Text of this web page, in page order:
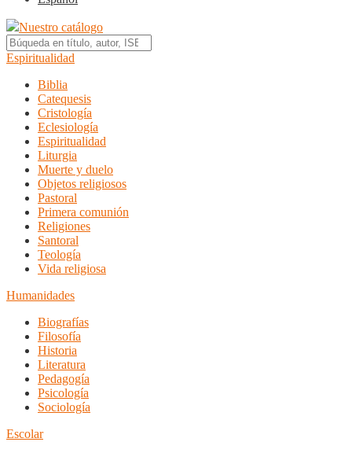
Nuestro catálogo
Espiritualidad
Biblia
Catequesis
Cristología
Eclesiología
Espiritualidad
Liturgia
Muerte y duelo
Objetos religiosos
Pastoral
Primera comunión
Religiones
Santoral
Teología
Vida religiosa
Humanidades
Biografías
Filosofía
Historia
Literatura
Pedagogía
Psicología
Sociología
Escolar